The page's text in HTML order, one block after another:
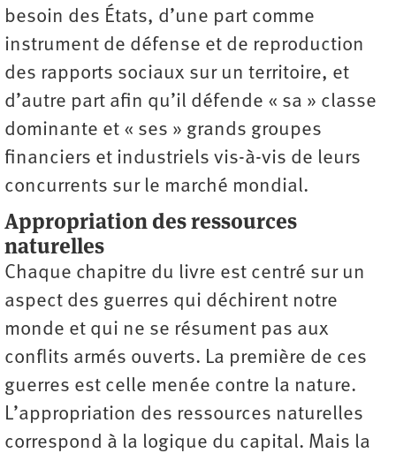
besoin des États, d’une part comme
instrument de défense et de reproduction
des rapports sociaux sur un territoire, et
d’autre part afin qu’il défende « sa » classe
dominante et « ses » grands groupes
financiers et industriels vis-à-vis de leurs
concurrents sur le marché mondial.
Appropriation des ressources
naturelles
Chaque chapitre du livre est centré sur un
aspect des guerres qui déchirent notre
monde et qui ne se résument pas aux
conflits armés ouverts. La première de ces
guerres est celle menée contre la nature.
L’appropriation des ressources naturelles
correspond à la logique du capital. Mais la